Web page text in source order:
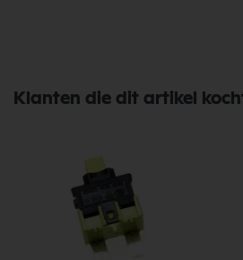
Klanten die dit artikel